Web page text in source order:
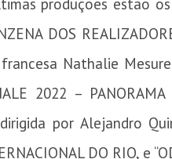
produções estão
DOS
Nathalie
2022 –
por Alejandro
DO RIO, e